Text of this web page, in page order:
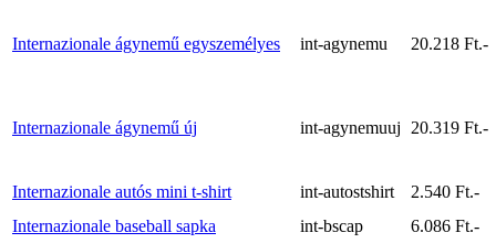
Internazionale ágynemű egyszemélyes int-agynemu 20.218 Ft.-
Internazionale ágynemű új int-agynemuuj 20.319 Ft.-
Internazionale autós mini t-shirt int-autostshirt
2.540 Ft.-
Internazionale baseball sapka
int-bscap
6.086 Ft.-